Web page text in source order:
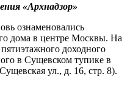
«Архнадзор»
ознаменовались
дома в центре Москвы. На
доходного
в Сущевском тупике в
ул., д. 16, стр. 8).